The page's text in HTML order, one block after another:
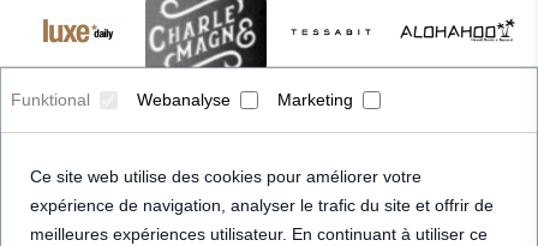
Funktional Webanalyse Marketing
Ce site web utilise des cookies pour améliorer votre
expérience de navigation, analyser le trafic du site et offrir de
meilleures expériences utilisateur. En continuant à utiliser ce